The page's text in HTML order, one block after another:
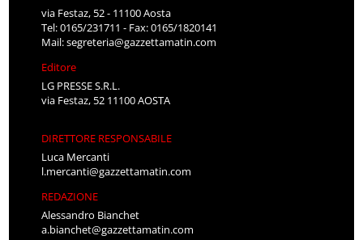
via Festaz, 52 - 11100 Aosta
Tel: 0165/231711 - Fax: 0165/1820141
Mail:segreteria@gazzettamatin.com
Editore
LG PRESSE S.R.L.
via Festaz, 52 11100 AOSTA
DIRETTORE RESPONSABILE
Luca Mercanti
l.mercanti@gazzettamatin.com
REDAZIONE
Alessandro Bianchet
a.bianchet@gazzettamatin.com